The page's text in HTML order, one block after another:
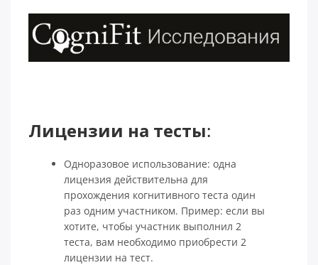
Лицензии на тесты:
Одноразовое использование: одна
лицензия действительна для
прохождения когнитивного теста один
раз одним участником. Пример: если вы
хотите, чтобы участник выполнил 2
теста, вам необходимо приобрести 2
лицензии на тест.